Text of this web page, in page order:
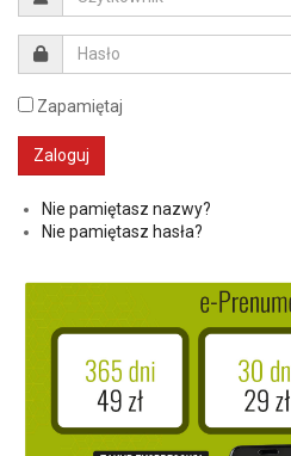
Zapamiętaj
Nie pamiętasz nazwy?
Nie pamiętasz hasła?